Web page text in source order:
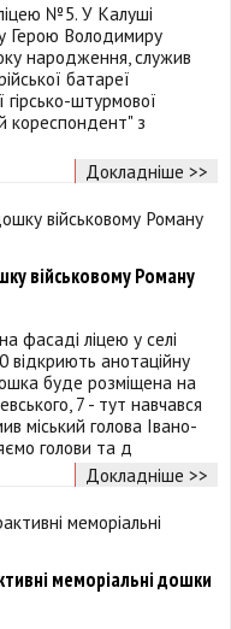
№5. У Калуші
Герою Володимиру
народження, служив
батареї
гірсько-штурмової
кореспондент" з
Докладніше >>
військовому Роману
фасаді ліцею у селі
відкриють анотаційну
буде розміщена на
7 - тут навчався
міський голова Івано-
голови та д
Докладніше >>
меморіальні дошки